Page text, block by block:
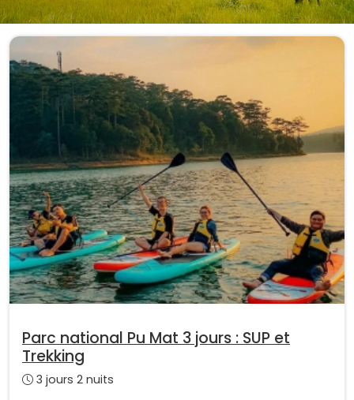
Parc national Pu Mat 3 jours : SUP et
Trekking
3 jours 2 nuits